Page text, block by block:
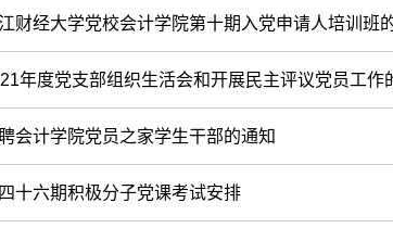
财经大学党校会计学院第十期入党申请人培训班
年度党支部组织生活会和开展民主评议党员工作
会计学院党员之家学生干部的通知
十六期积极分子党课考试安排